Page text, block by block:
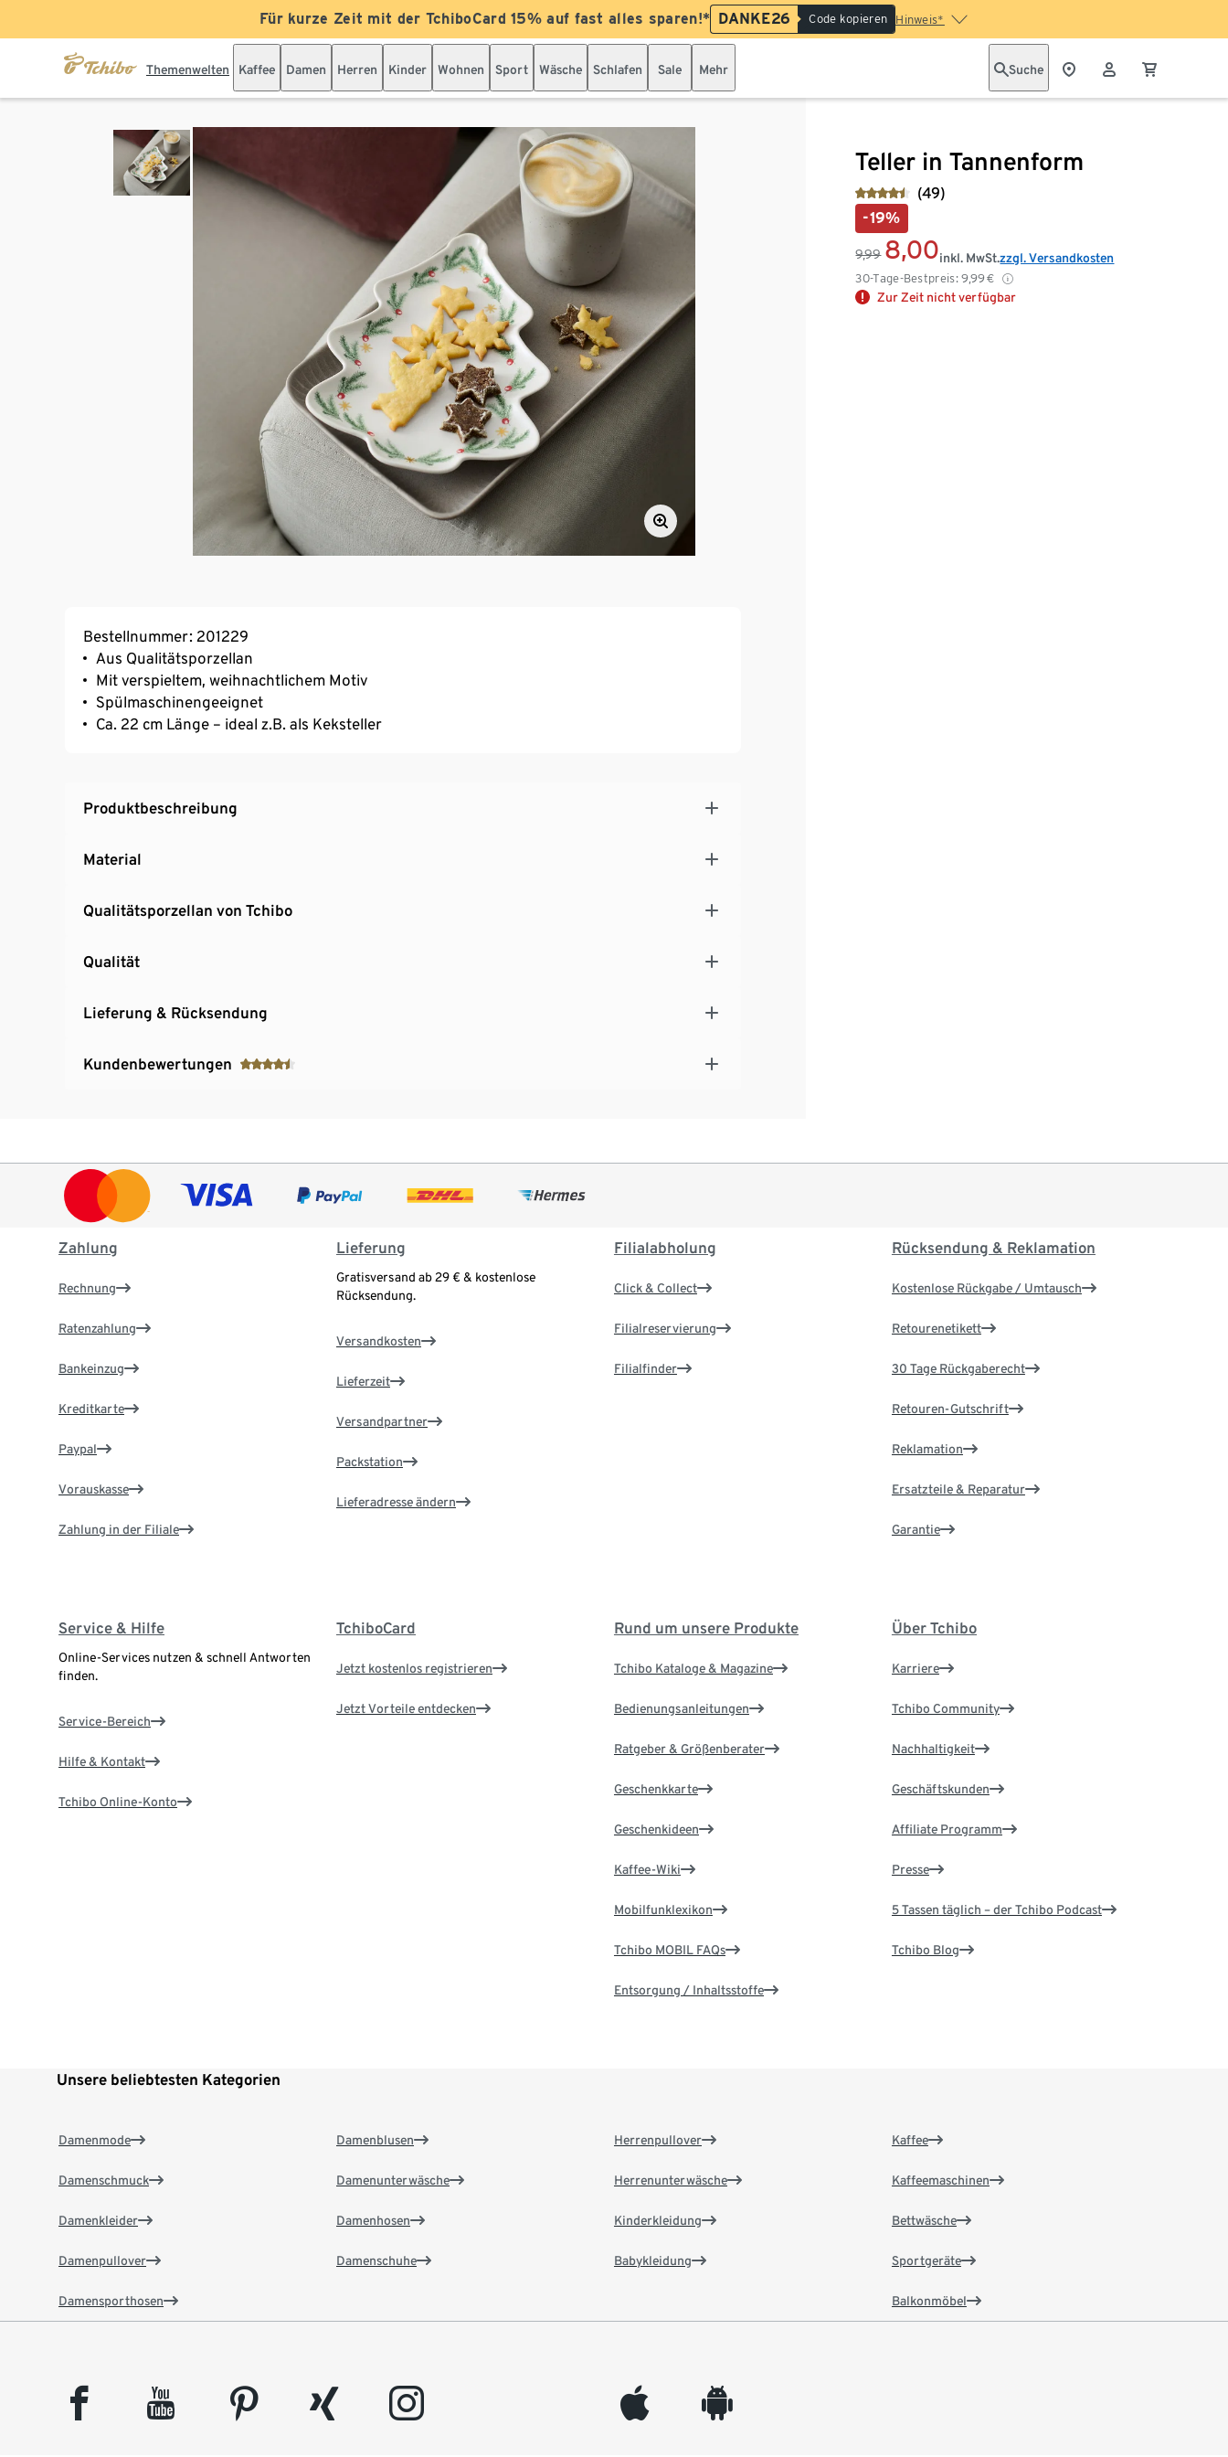
Für kurze Zeit mit der TchiboCard 15% auf fast alles sparen!* DANKE26 Code kopieren Hinweis*
Themenwelten Kaffee Damen Herren Kinder Wohnen Sport Wäsche Schlafen Sale Mehr Suche
Teller in Tannenform
(49)
-19%
9,99 8,00
30-Tage-Bestpreis: 9,99€
inkl. MwSt.zzgl. Versandkosten
Zur Zeit nicht verfügbar
Bestellnummer: 201229
Aus Qualitätsporzellan
Mit verspieltem, weihnachtlichem Motiv
Spülmaschinengeeignet
Ca. 22 cm Länge – ideal z.B. als Keksteller
Produktbeschreibung
Material
Qualitätsporzellan von Tchibo
Qualität
Lieferung & Rücksendung
Kundenbewertungen
Zahlung
Rechnung
Ratenzahlung
Bankeinzug
Kreditkarte
Paypal
Vorauskasse
Zahlung in der Filiale
Lieferung
Gratisversand ab 29 € & kostenlose
Rücksendung.
Versandkosten
Lieferzeit
Versandpartner
Packstation
Lieferadresse ändern
Filialabholung
Click & Collect
Filialreservierung
Filialfinder
Rücksendung & Reklamation
Kostenlose Rückgabe / Umtausch
Retourenetikett
30 Tage Rückgaberecht
Retouren-Gutschrift
Reklamation
Ersatzteile & Reparatur
Garantie
Service & Hilfe
Online-Services nutzen & schnell Antworten
finden.
Service-Bereich
Hilfe & Kontakt
Tchibo Online-Konto
TchiboCard
Jetzt kostenlos registrieren
Jetzt Vorteile entdecken
Rund um unsere Produkte
Tchibo Kataloge & Magazine
Bedienungsanleitungen
Ratgeber & Größenberater
Geschenkkarte
Geschenkideen
Kaffee-Wiki
Mobilfunklexikon
Tchibo MOBIL FAQs
Entsorgung / Inhaltsstoffe
Über Tchibo
Karriere
Tchibo Community
Nachhaltigkeit
Geschäftskunden
Affiliate Programm
Presse
5 Tassen täglich – der Tchibo Podcast
Tchibo Blog
Unsere beliebtesten Kategorien
Damenmode
Damenschmuck
Damenkleider
Damenpullover
Damensporthosen
Damenblusen
Damenunterwäsche
Damenhosen
Damenschuhe
Herrenpullover
Herrenunterwäsche
Kinderkleidung
Babykleidung
Kaffee
Kaffeemaschinen
Bettwäsche
Sportgeräte
Balkonmöbel
facebook youtube pinterest xing instagram appleinc android